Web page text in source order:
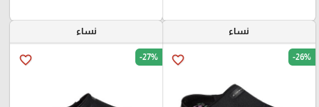
نساء
favorite_border -26%
نساء
favorite_border -27%